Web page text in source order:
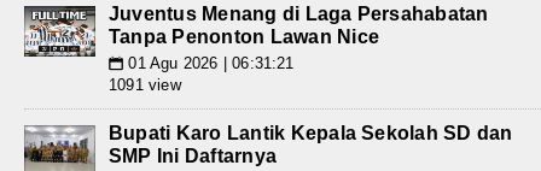
Juventus Menang di Laga Persahabatan
Tanpa Penonton Lawan Nice
📅 01 Agu 2026 | 06:31:21
1091 view
Bupati Karo Lantik Kepala Sekolah SD dan
SMP Ini Daftarnya